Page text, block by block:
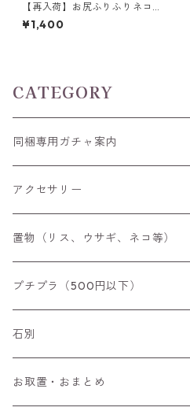
【再入荷】お尻ふりふりネコ
フローライト彫刻 3g前後 15m
m*10.5mm*17.5mm前後
¥1,400
CATEGORY
同梱専用ガチャ案内
アクセサリー
空枠
リング
ペンダントトップ
ブローチ
置物（リス、ウサギ、ネコ等）
プチプラ（500円以下）
石別
アイオライト
お取置・おまとめ